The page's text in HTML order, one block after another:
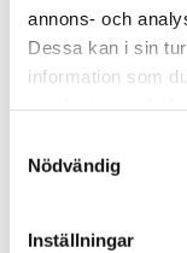
annons- och
Dessa kan i sin
information som
Nödvändig
Inställningar